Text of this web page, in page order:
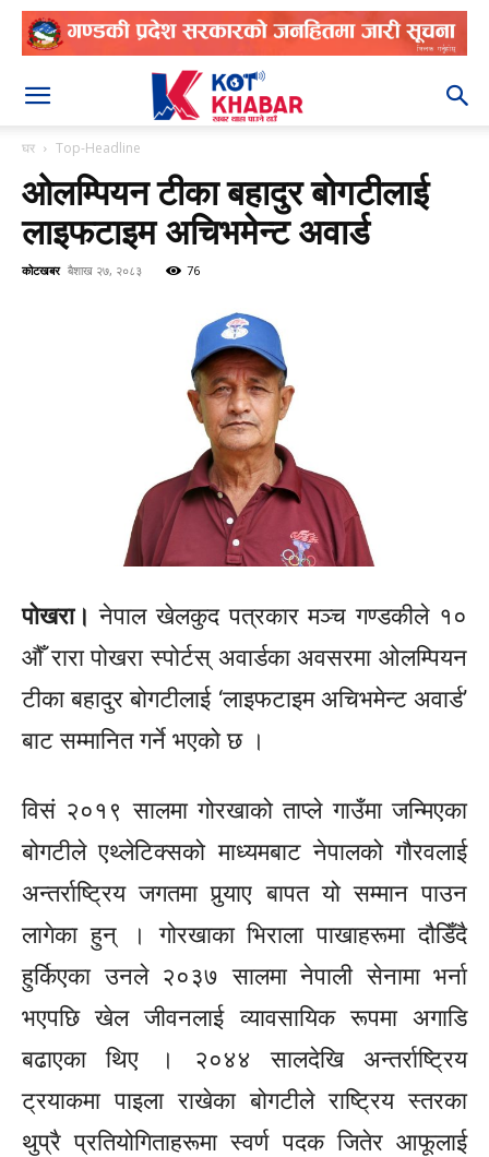
घर Top-Headline
ओलम्पियन टीका बहादुर बोगटीलाई
लाइफटाइम अचिभमेन्ट अवार्ड
कोटखबर बैशाख २७, २०८३ 76
पोखरा।नेपाल खेलकुद पत्रकार मञ्च गण्डकीले १०
औँ रारा पोखरा स्पोर्टस् अवार्डका अवसरमा ओलम्पियन
टीका बहादुर बोगटीलाई ‘लाइफटाइम अचिभमेन्ट अवार्ड’
बाट सम्मानित गर्ने भएको छ ।
विसं २०१९ सालमा गोरखाको ताप्ले गाउँमा जन्मिएका
बोगटीले एथ्लेटिक्सको माध्यमबाट नेपालको गौरवलाई
अन्तर्राष्ट्रिय जगतमा पुर्‍याए बापत यो सम्मान पाउन
लागेका हुन् । गोरखाकाभिरालापाखाहरूमा दौडिँदै
हुर्किएका उनले २०३७ सालमा नेपाली सेनामा भर्ना
भएपछि खेल जीवनलाई व्यावसायिक रूपमा अगाडि
बढाएका थिए । २०४४ सालदेखि अन्तर्राष्ट्रिय
ट्रयाकमा पाइला राखेका बोगटीले राष्ट्रिय स्तरका
थुप्रै प्रतियोगिताहरूमा स्वर्ण पदक जितेर आफूलाई